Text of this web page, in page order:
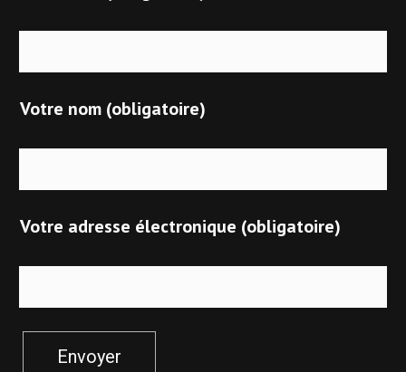
Votre nom (obligatoire)
Votre adresse électronique (obligatoire)
Envoyer